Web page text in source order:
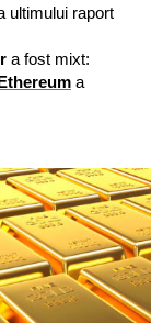
ultimului raport
a